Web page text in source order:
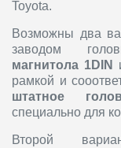
Toyota.
Возможны два
заводом
магнитола 1DIN
рамкой и
штатное
специально для
Второй